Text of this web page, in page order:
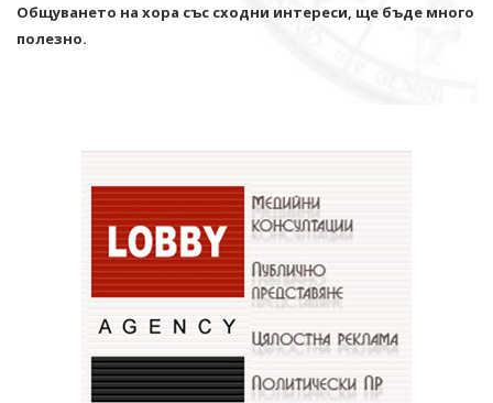
Общуването на хора със сходни интереси, ще бъде много
полезно.